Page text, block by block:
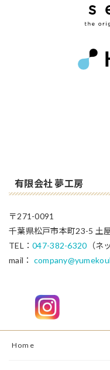
有限会社 夢工房
〒271-0091
千葉県松戸市本町23-5 土
TEL：047-382-6320 （ネ
mail：
Home